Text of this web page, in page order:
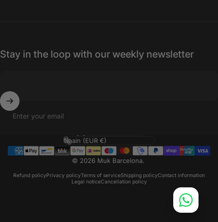
Stay in the loop with our weekly newsletter
Enter your email
© 2026 Muk Barcelona.
Refund policyPrivacy policyTerms of serviceShipping policyContact information
Legal noticeCancellation policy
Language
Country/region